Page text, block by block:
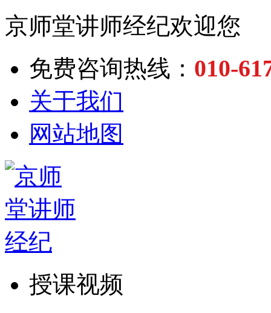
京师堂讲师经纪欢迎您
免费咨询热线： 010-
关于我们
网站地图
授课视频